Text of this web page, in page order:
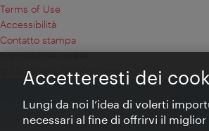
Terms of Use
Accessibilità
Contatto stampa
Impostazioni cookie
© Copyright WienTourismus
Accetteresti dei
Lungi da noi l’idea di volerti
necessari al fine di offrirvi il